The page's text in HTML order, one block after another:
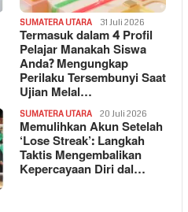
SUMATERA UTARA 31 Juli 2026
Termasuk dalam 4 Profil
Pelajar Manakah Siswa
Anda? Mengungkap
Perilaku Tersembunyi Saat
Ujian Melal…
SUMATERA UTARA 20 Juli 2026
Memulihkan Akun Setelah
‘Lose Streak’: Langkah
Taktis Mengembalikan
Kepercayaan Diri dal…